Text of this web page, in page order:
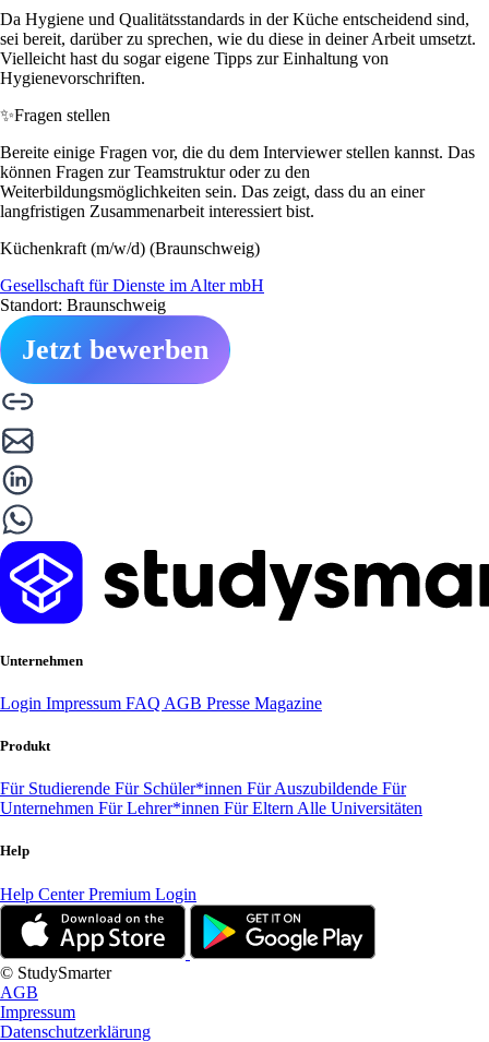
Da Hygiene und Qualitätsstandards in der Küche entscheidend sind,
sei bereit, darüber zu sprechen, wie du diese in deiner Arbeit umsetzt.
Vielleicht hast du sogar eigene Tipps zur Einhaltung von
Hygienevorschriften.
✨Fragen stellen
Bereite einige Fragen vor, die du dem Interviewer stellen kannst. Das
können Fragen zur Teamstruktur oder zu den
Weiterbildungsmöglichkeiten sein. Das zeigt, dass du an einer
langfristigen Zusammenarbeit interessiert bist.
Küchenkraft (m/w/d) (Braunschweig)
Gesellschaft für Dienste im Alter mbH
Standort: Braunschweig
Jetzt bewerben
Unternehmen
Login Impressum FAQ AGB Presse Magazine
Produkt
Für Studierende Für Schüler*innen Für Auszubildende Für
Unternehmen Für Lehrer*innen Für Eltern Alle Universitäten
Help
Help CenterPremium Login
© StudySmarter
AGB
Impressum
Datenschutzerklärung